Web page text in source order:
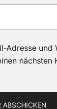
Adresse und
nächsten